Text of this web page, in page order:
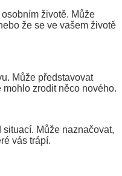
životě. Může
že se ve vašem životě
Může představovat
zrodit něco nového.
Může naznačovat,
vás trápí.